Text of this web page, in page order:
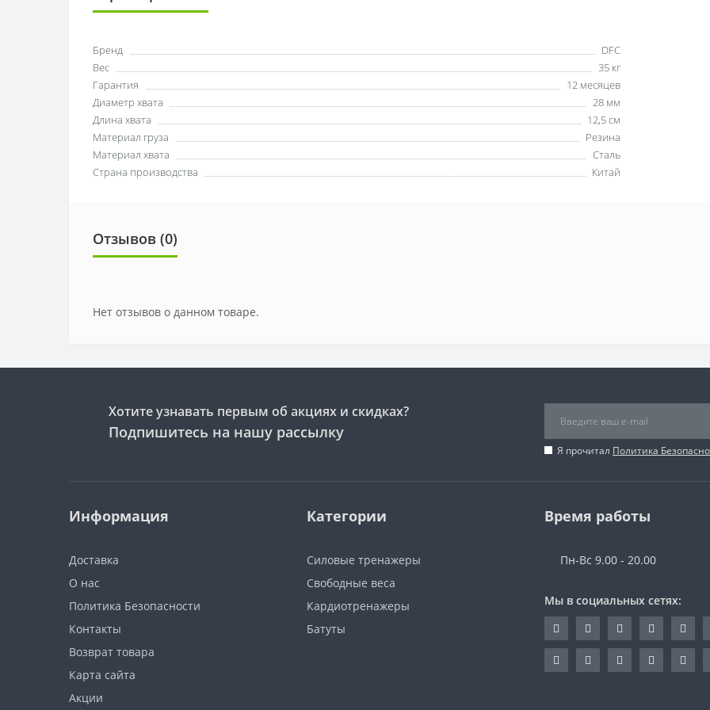
Бренд
DFC
Вес
35 кг
Гарантия
12 месяцев
Диаметр хвата
28 мм
Длина хвата
12,5 см
Материал груза
Резина
Материал хвата
Сталь
Страна производства
Китай
Отзывов (0)
Нет отзывов о данном товаре.
Хотите узнавать первым об акциях и скидках?
Подпишитесь на нашу рассылку
Я прочитал Политика
Информация
Доставка
О нас
Политика Безопасности
Контакты
Возврат товара
Карта сайта
Акции
Категории
Силовые тренажеры
Свободные веса
Кардиотренажеры
Батуты
Время работы
Пн-Вс 9.00 - 20.00
Мы в социальных сетях: